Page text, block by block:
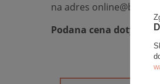
na adres
Podana cena dotyczy